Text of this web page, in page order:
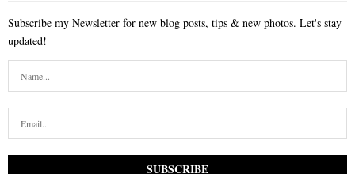
Subscribe my Newsletter for new blog posts, tips & new photos. Let's stay
updated!